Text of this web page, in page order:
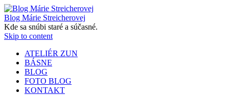
Blog Márie Streicherovej
Kde sa snúbi staré a súčasné.
Skip to content
ATELIÉR ZUN
BÁSNE
BLOG
FOTO BLOG
KONTAKT